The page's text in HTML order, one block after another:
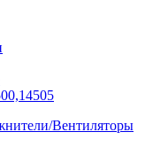
Вентиляторы